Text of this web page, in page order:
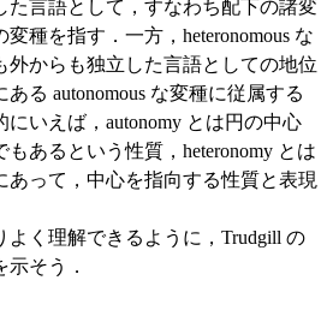
た言語として，すなわち配下の諸変
種を指す．一方，heteronomous な
外からも独立した言語としての地位
る autonomous な変種に従属する
いえば，autonomy とは円の中心
あるという性質，heteronomy とは
あって，中心を指向する性質と表現
く理解できるように，Trudgill の
そう．